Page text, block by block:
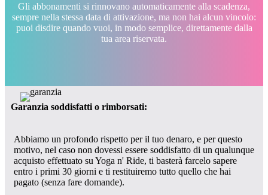
Gli abbonamenti si rinnovano automaticamente alla scadenza,
sempre nella stessa data di attivazione, ma non hai alcun vincolo:
puoi disdire quando vuoi, in modo semplice, direttamente dalla
tua area riservata.
Garanzia soddisfatti o rimborsati:
Abbiamo un profondo rispetto per il tuo denaro, e per questo
motivo, nel caso non dovessi essere soddisfatto di un qualunque
acquisto effettuato su Yoga n' Ride, ti basterà farcelo sapere
entro i primi 30 giorni e ti restituiremo tutto quello che hai
pagato (senza fare domande).